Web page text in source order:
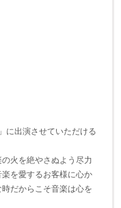
に出演させていただける
火を絶やさぬよう尽力
を愛するお客様に心か
だからこそ音楽は心を